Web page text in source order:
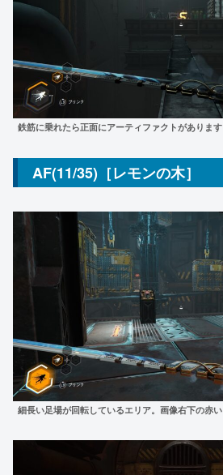
鉄筋に乗れたら正面にアーティファクトがあります
AF(11/35)［レモンの木］
細長い足場が回転しているエリア。画像右下の赤